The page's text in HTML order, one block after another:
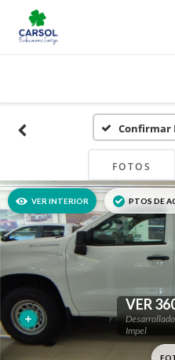
Confirmar
FOTOS